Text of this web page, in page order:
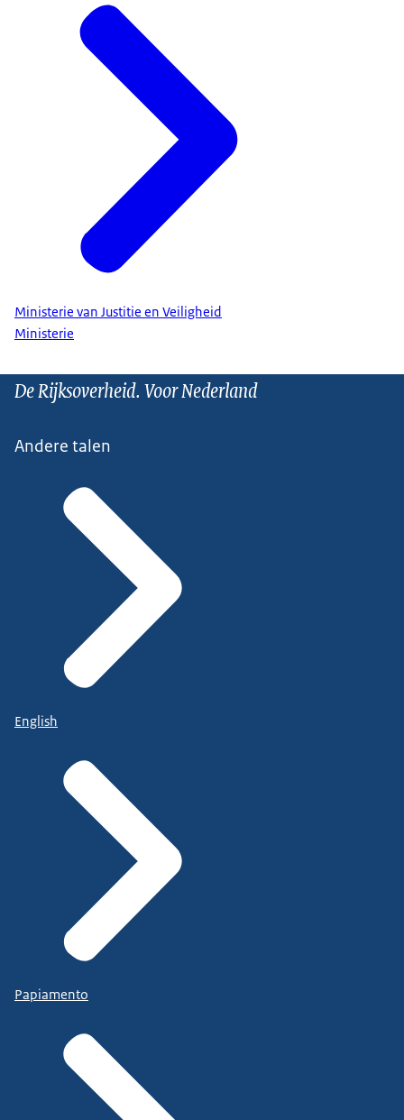
Ministerie van Justitie en Veiligheid
Ministerie
De Rijksoverheid. Voor Nederland
Andere talen
English
Papiamento